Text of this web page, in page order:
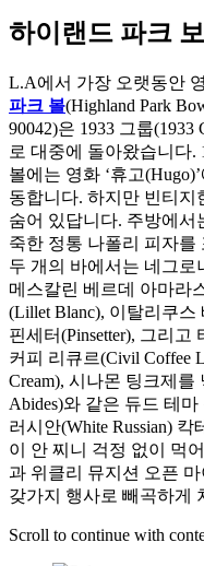
하이랜드 파크
L.A에서 가장 오랫동안
파크 볼(Highland Park
90042)은 1933 그룹
로 대중에 돌아왔습니다.
볼에는 영화 ‘휴고
동합니다. 하지만 빈티지
숨어 있답니다. 주방에
죽한 정통 나폴리 피자를
두 개의 바에서는 네그로
메스칼린 베르데 아마라
(Lillet Blanc), 이탈리쿠스
핀세터(Pinsetter), 그리고
커피 리큐르(Civil Coffee
Cream), 시나몬 팅크제를
Abides)와 같은 듀드 테
러시안(White Russian)
이 안 찌니 걱정 없이 먹
과 위클리 뮤지션 오픈 마
갖가지 행사로 빼곡하게
Scroll to continue with